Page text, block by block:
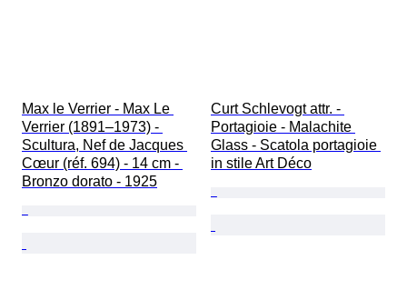
Max le Verrier - Max Le
Verrier (1891–1973) -
Scultura, Nef de Jacques
Cœur (réf. 694) - 14 cm -
Bronzo dorato - 1925
Curt Schlevogt attr. -
Portagioie - Malachite
Glass - Scatola portagioie
in stile Art Déco